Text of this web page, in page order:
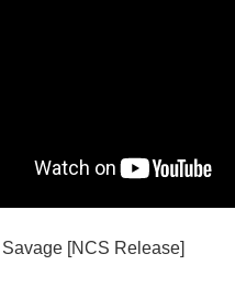
[NCS Release]